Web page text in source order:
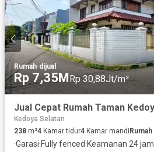
Rumah·dijual
Rp 7,35MRp 30,88Jt/m²
Kedoya Selatan
238 m²4 Kamar tidur4 Kamar mandiRumah
·Garasi·Fully fenced·Keamanan 24 jam